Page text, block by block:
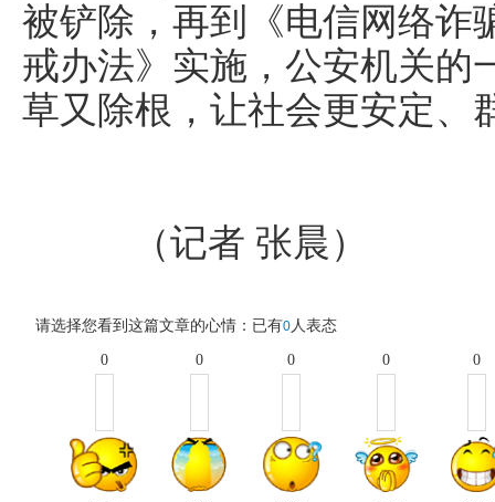
被铲除，再到《电信网络诈
戒办法》实施，公安机关的
草又除根，让社会更安定、
（记者 张晨）
请选择您看到这篇文章的心情：已有0人表态
0 0 0 0 0